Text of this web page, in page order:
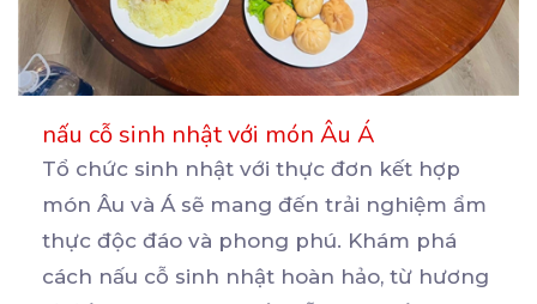
nấu cỗ sinh nhật với món Âu Á
Tổ chức sinh nhật với thực đơn kết hợp
món Âu và Á sẽ mang đến trải nghiệm ẩm
thực độc đáo và phong phú. Khám phá
cách nấu cỗ sinh nhật hoàn hảo, từ hương